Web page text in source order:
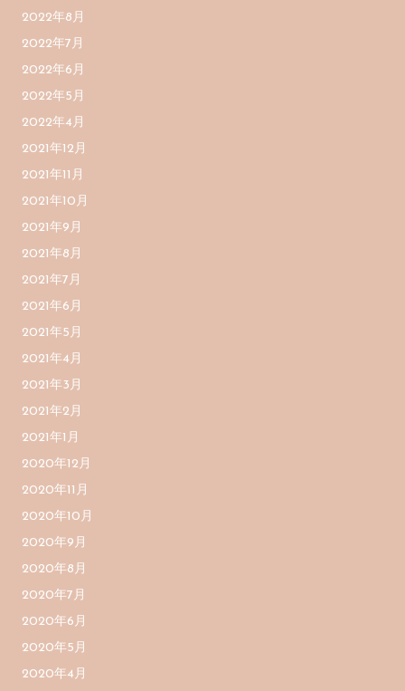
2022年8月
2022年7月
2022年6月
2022年5月
2022年4月
2021年12月
2021年11月
2021年10月
2021年9月
2021年8月
2021年7月
2021年6月
2021年5月
2021年4月
2021年3月
2021年2月
2021年1月
2020年12月
2020年11月
2020年10月
2020年9月
2020年8月
2020年7月
2020年6月
2020年5月
2020年4月